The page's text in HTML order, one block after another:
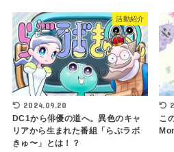
活動紹介
2024.09.20
DC1から俳優の道へ。異色のキャ
リアから生まれた番組「らぶラボ
きゅ〜」とは！？
こ